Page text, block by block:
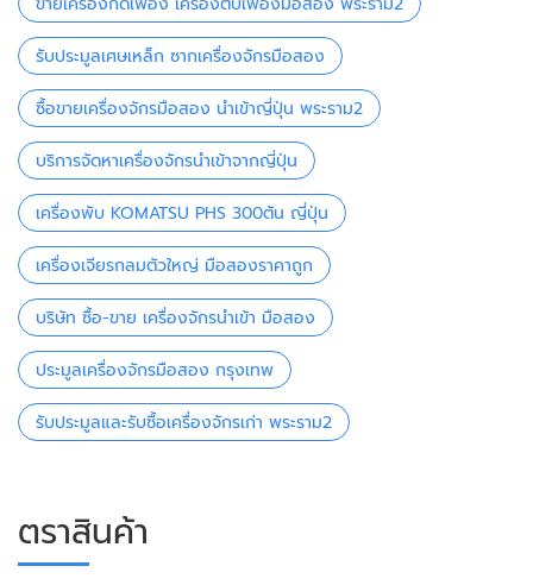
รับประมูลเศษเหล็ก ซากเครื่องจักรมือสอง
ซื้อขายเครื่องจักรมือสอง นำเข้าญี่ปุ่น พระราม2
บริการจัดหาเครื่องจักรนำเข้าจากญี่ปุ่น
เครื่องพับ KOMATSU PHS 300ตัน ญี่ปุ่น
เครื่องเจียรกลมตัวใหญ่ มือสองราคาถูก
บริษัท ซื้อ-ขาย เครื่องจักรนำเข้า มือสอง
ประมูลเครื่องจักรมือสอง กรุงเทพ
รับประมูลและรับซื้อเครื่องจักรเก่า พระราม2
ตราสินค้า